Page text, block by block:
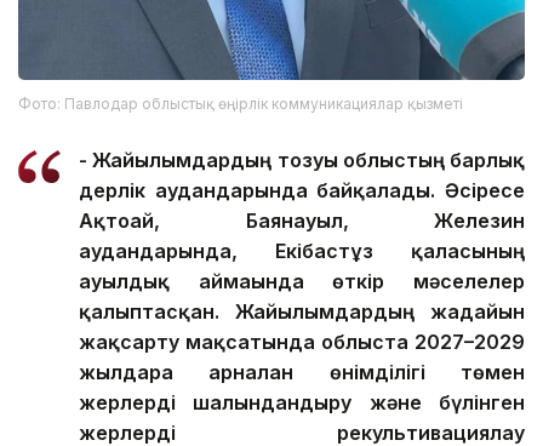
Фото: Павлодар облыстық өңірлік коммуникациялар қызметі
- Жайылымдардың тозуы облыстың барлық
дерлік аудандарында байқалады. Әсіресе
Ақтоғай, Баянауыл, Железин
аудандарында, Екібастұз қаласының
ауылдық аймағында өткір мәселелер
қалыптасқан. Жайылымдардың жағдайын
жақсарту мақсатында облыста 2027–2029
жылдарға арналған өнімділігі төмен
жерлерді шалғындандыру және бүлінген
жерлерді рекультивациялау